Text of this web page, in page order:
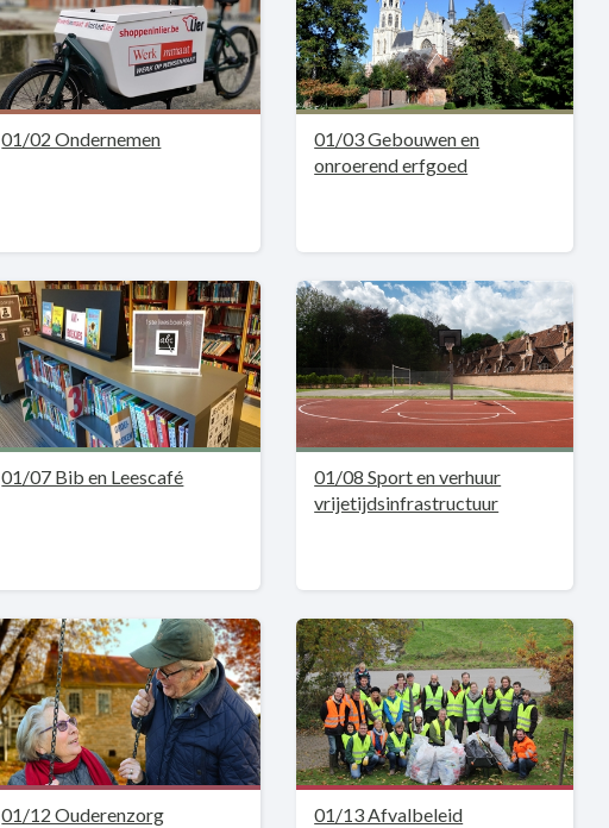
01/02 Ondernemen
01/03 Gebouwen en
onroerend erfgoed
01/07 Bib en Leescafé
01/08 Sport en verhuur
vrijetijdsinfrastructuur
01/12 Ouderenzorg 01/13 Afvalbeleid